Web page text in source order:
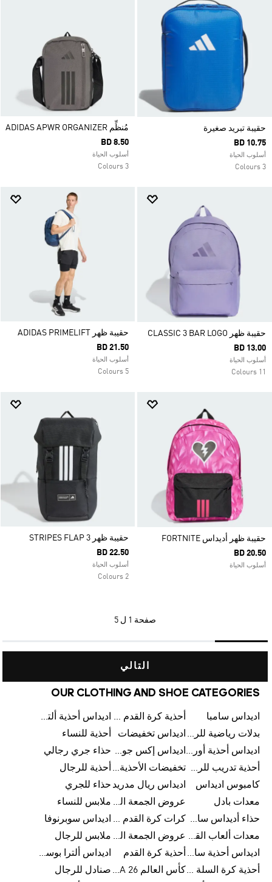
حقيبة تبريد صغيرة
BD 10.75
أسلوب الحياة
3 Colours
مُنظِّم ADIDAS APWR ORGANIZER
BD 8.50
أسلوب الحياة
3 Colours
حقيبة ظهر CLASSIC 3 BAR LOGO
BD 13.00
أسلوب الحياة
11 Colours
حقيبة ظهر ADIDAS PRIMELIFT
BD 21.50
أسلوب الحياة
5 Colours
حقيبة ظهر أديداس FORTNITE
BD 20.50
أسلوب الحياة
حقيبة ظهر 3 STRIPES FLAP
BD 22.50
أسلوب الحياة
2 Colours
صفحة 1 ل 5
التالي
OUR CLOTHING AND SHOE CATEGORIES
اديداس سامبا أحذية كرة القدم للرجال
اديداس أحذية ألترا بوست للرجال
بدلات رياضية للرجال اديداس تخفيضات
أحذية للنساء
اديداس أحذية أورجينالز
اديداس إكس جود بيلينغهام حذاء جري رجالي
أحذية تدريب للرجال
تخفيضات الأحذية للرجال أحذية للرجال
كامبوس اديداس
اديداس ريال مدريد حذاء للجري
معدات بادل
عروض الجمعة البيضاء للرجال ملابس للنساء
حذاء أديداس سامبا للأطفال
كرات كرة القدم للرجال اديداس سوبرنوفا
معدات ألعاب القوى
عروض الجمعة البيضاء للسيدات ملابس للرجال
اديداس أحذية سامبا للنساء أحذية كرة القدم
اديداس ألترا بوست
أحذية كرة السلة للرجال
كأس العالم FIFA 26™ صنادل للرجال